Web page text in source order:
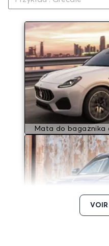
Mata do bagażnika